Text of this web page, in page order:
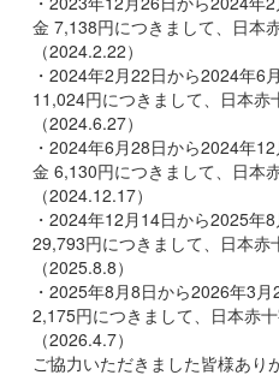
金 7,138円につきまして、日本
（2024.2.22）
・2024年2月22日から2024年6
11,024円につきまして、日本赤
（2024.6.27）
・2024年6月28日から2024年
金 6,130円につきまして、日本
（2024.12.17）
・2024年12月14日から2025年
29,793円につきまして、日本赤
（2025.8.8）
・2025年8月8日から2026年3
2,175円につきまして、日本赤
（2026.4.7）
ご協力いただきました皆様あり